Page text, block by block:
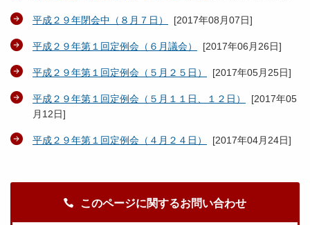
平成２９年閉会中（８月７日） [2017年08月07日]
平成２９年第１回定例会（６月議会） [2017年06月26日]
平成２９年第１回定例会（５月２５日） [2017年05月25日]
平成２９年第１回定例会（５月１１日、１２日） [2017年05
月12日]
平成２９年第１回定例会（４月２４日） [2017年04月24日]
このページに関するお問い合わせ